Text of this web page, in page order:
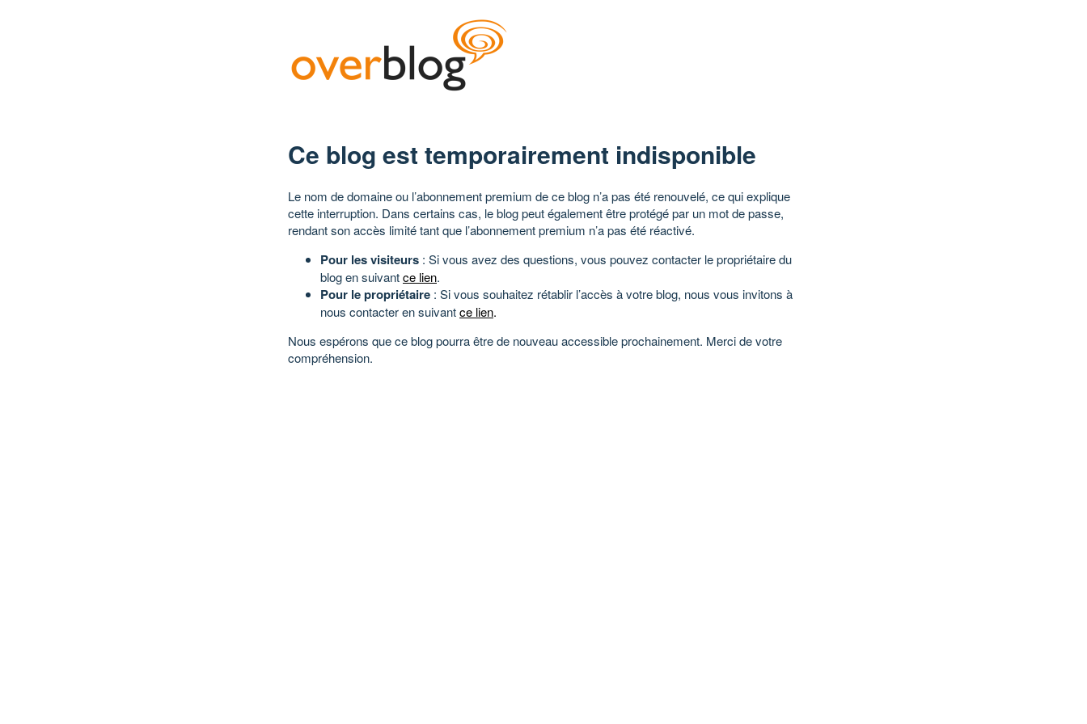
Ce blog est temporairement indisponible
Le nom de domaine ou l’abonnement premium de ce blog n’a pas été renouvelé, ce qui explique
cette interruption. Dans certains cas, le blog peut également être protégé par un mot de passe,
rendant son accès limité tant que l’abonnement premium n’a pas été réactivé.
Pour les visiteurs : Si vous avez des questions, vous pouvez contacter le propriétaire du
blog en suivantce lien.
Pour le propriétaire : Si vous souhaitez rétablir l’accès à votre blog, nous vous invitons à
nous contacter en suivantce lien.
Nous espérons que ce blog pourra être de nouveau accessible prochainement. Merci de votre
compréhension.